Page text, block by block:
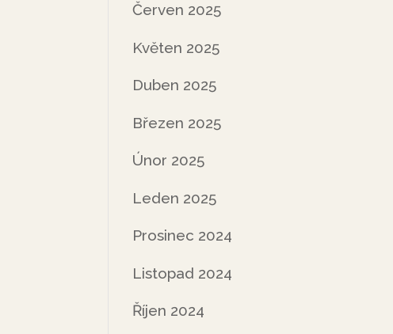
Červen 2025
Květen 2025
Duben 2025
Březen 2025
Únor 2025
Leden 2025
Prosinec 2024
Listopad 2024
Říjen 2024